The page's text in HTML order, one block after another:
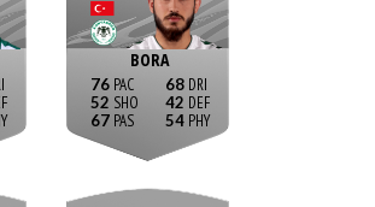
BORA
76
52
67
68
42
54